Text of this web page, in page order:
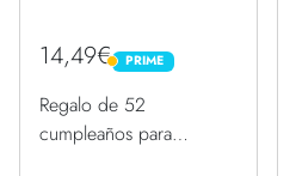
14,49€ PRIME
PRIME
Regalo de 52
cumpleaños para